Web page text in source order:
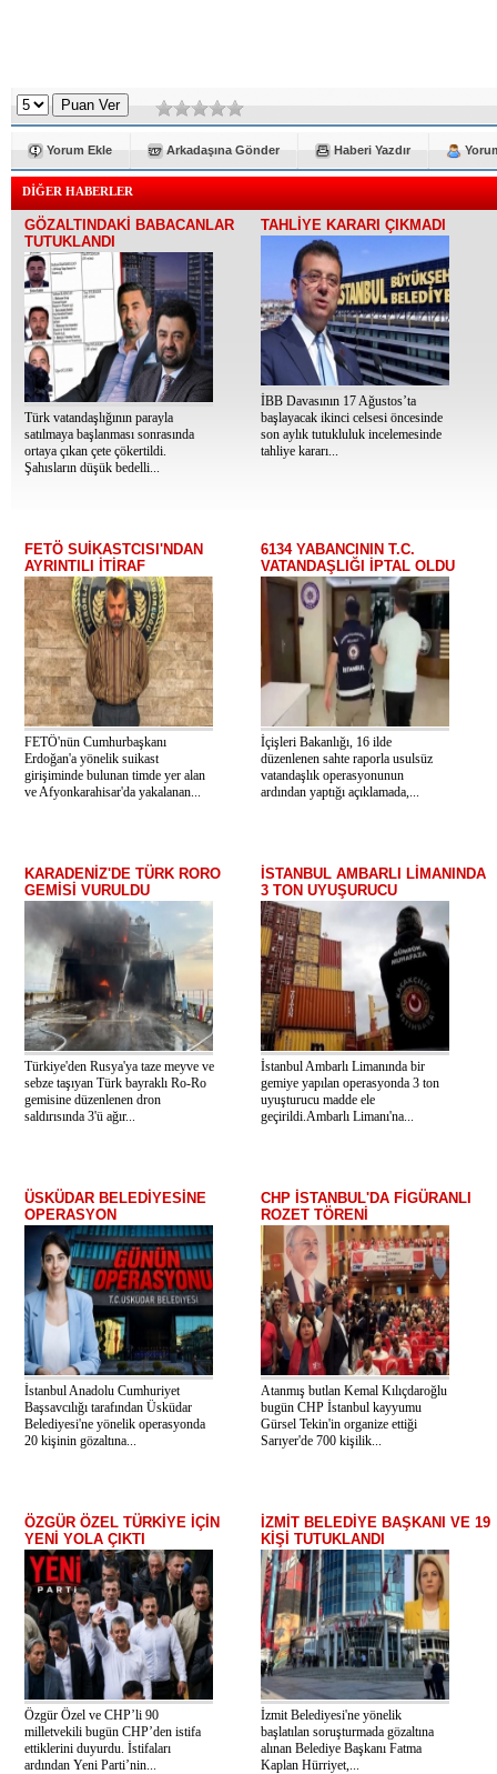
Yorum Ekle Arkadaşına Gönder Haberi Yazdır
DİĞER HABERLER
GÖZALTINDAKİ BABACANLAR
TUTUKLANDI
Türk vatandaşlığının parayla
satılmaya başlanması sonrasında
ortaya çıkan çete çökertildi.
Şahısların düşük bedelli...
TAHLİYE KARARI ÇIKMADI
İBB Davasının 17 Ağustos’ta
başlayacak ikinci celsesi öncesinde
son aylık tutukluluk incelemesinde
tahliye kararı...
FETÖ SUİKASTCISI'NDAN
AYRINTILI İTİRAF
FETÖ'nün Cumhurbaşkanı
Erdoğan'a yönelik suikast
girişiminde bulunan timde yer alan
ve Afyonkarahisar'da yakalanan...
6134 YABANCININ T.C.
VATANDAŞLIĞI İPTAL OLDU
İçişleri Bakanlığı, 16 ilde
düzenlenen sahte raporla usulsüz
vatandaşlık operasyonunun
ardından yaptığı açıklamada,...
KARADENİZ'DE TÜRK RORO
GEMİSİ VURULDU
Türkiye'den Rusya'ya taze meyve ve
sebze taşıyan Türk bayraklı Ro-Ro
gemisine düzenlenen dron
saldırısında 3'ü ağır...
İSTANBUL AMBARLI LİMANINDA
3 TON UYUŞURUCU
İstanbul Ambarlı Limanında bir
gemiye yapılan operasyonda 3 ton
uyuşturucu madde ele
geçirildi.Ambarlı Limanı'na...
ÜSKÜDAR BELEDİYESİNE
OPERASYON
İstanbul Anadolu Cumhuriyet
Başsavcılığı tarafından Üsküdar
Belediyesi'ne yönelik operasyonda
20 kişinin gözaltına...
CHP İSTANBUL'DA FİGÜRANLI
ROZET TÖRENİ
Atanmış butlan Kemal Kılıçdaroğlu
bugün CHP İstanbul kayyumu
Gürsel Tekin'in organize ettiği
Sarıyer'de 700 kişilik...
ÖZGÜR ÖZEL TÜRKİYE İÇİN
YENİ YOLA ÇIKTI
Özgür Özel ve CHP’li 90
milletvekili bugün CHP’den istifa
ettiklerini duyurdu. İstifaları
ardından Yeni Parti’nin...
İZMİT BELEDİYE BAŞKANI VE 19
KİŞİ TUTUKLANDI
İzmit Belediyesi'ne yönelik
başlatılan soruşturmada gözaltına
alınan Belediye Başkanı Fatma
Kaplan Hürriyet,...